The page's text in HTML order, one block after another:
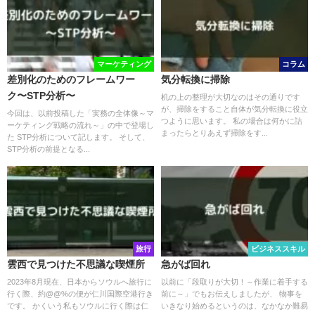
マーケティング
差別化のためのフレームワー
ク〜STP分析〜
今回は、以前投稿した「実務の全体像～マ
ーケティング戦略の流れ～」の中で登場し
た STP分析について記します。 そして、
STP分析の前提となる...
コラム
気分転換に掃除
机の上の整理が大切なのはその通りです
が、掃除をすること自体が気分転換に役立
つように思います。 私の場合は何かに詰
まったらとりあえず掃除をす...
旅行
雲西で見つけた不思議な喫煙所
2023年8月現在、日本からソウルへ旅行に
行く際、約@@%の便が仁川国際空港行き
です。 かくいう私もソウルに行く際は仁
ビジネススキル
急がば回れ
以前に「段取りが大切！～作業に着手する
前に～」でもお伝えしましたが、 物事を
いきなり始めるというのは、なかなか難易